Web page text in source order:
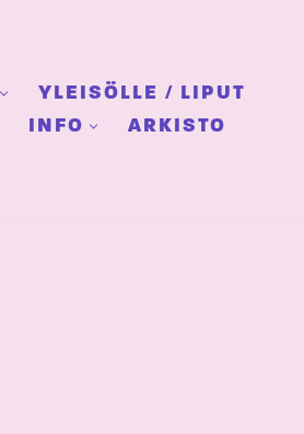
YLEISÖLLE / LIPUT
INFO ARKISTO